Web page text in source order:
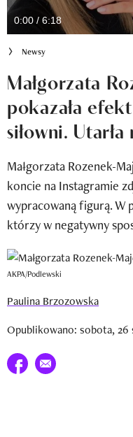
Inspiracje
Newsy
Newsletter
Wizaz Summer Influ School
Mój profil / Zarejestruj się
0:00 / 6:18
Newsy
Małgorzata
pokazała
siłowni.
Małgorzata Rozenek-
koncie na Instagramie
wypracowaną figurą. W
którzy w negatywny
AKPA/Podlewski
Paulina Brzozowska
Opublikowano: sobota, 26
Udostępnij na facebook
E-mail do przyjaciela